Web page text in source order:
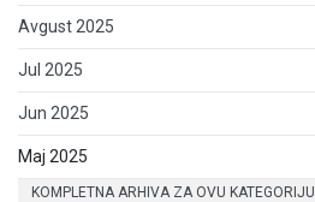
Avgust 2025
Jul 2025
Jun 2025
Maj 2025
KOMPLETNA ARHIVA ZA OVU KATEGORIJU